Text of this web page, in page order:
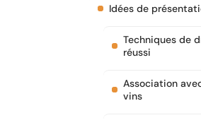
Idées de
Techniques de
réussi
Association
vins